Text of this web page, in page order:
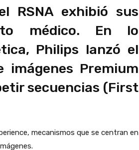
RSNA exhibió sus
médico. En lo
Philips lanzó el
imágenes Premium
secuencias (First
mecanismos que se centran en